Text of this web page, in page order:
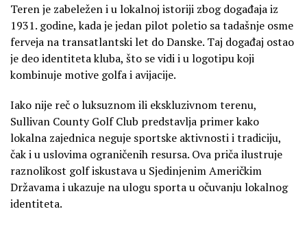
Teren je zabeležen i u lokalnoj istoriji zbog događaja iz
1931. godine, kada je jedan pilot poletio sa tadašnje osme
ferveja na transatlantski let do Danske. Taj događaj ostao
je deo identiteta kluba, što se vidi i u logotipu koji
kombinuje motive golfa i avijacije.
Iako nije reč o luksuznom ili ekskluzivnom terenu,
Sullivan County Golf Club predstavlja primer kako
lokalna zajednica neguje sportske aktivnosti i tradiciju,
čak i u uslovima ograničenih resursa. Ova priča ilustruje
raznolikost golf iskustava u Sjedinjenim Američkim
Državama i ukazuje na ulogu sporta u očuvanju lokalnog
identiteta.